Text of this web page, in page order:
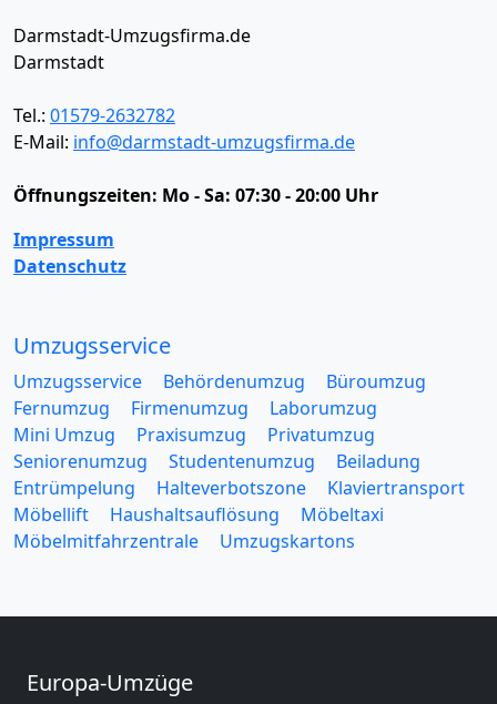
Darmstadt-Umzugsfirma.de
Darmstadt
Tel.: 01579-2632782
E-Mail: info@darmstadt-umzugsfirma.de
Öffnungszeiten: Mo - Sa: 07:30 - 20:00 Uhr
Impressum
Datenschutz
Umzugsservice
Umzugsservice Behördenumzug
Büroumzug
Fernumzug
Firmenumzug
Laborumzug
Mini Umzug
Praxisumzug
Privatumzug
Seniorenumzug
Studentenumzug
Beiladung
Entrümpelung
Halteverbotszone
Klaviertransport
Möbellift
Haushaltsauflösung
Möbeltaxi
Möbelmitfahrzentrale
Umzugskartons
Europa-Umzüge